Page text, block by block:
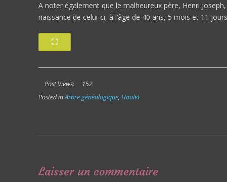
A noter également que le malheureux père, Henri
naissance de celui-ci, à l’âge de 40 ans, 5 mois et 11
Post Views:
152
Posted inArbre généalogique, Haulet
Laisser un commentaire